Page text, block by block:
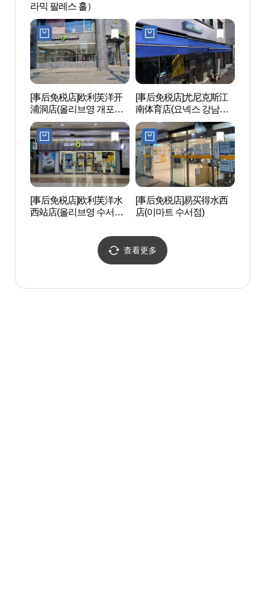
라믹 팔레스 홀）
[事后免税店]欧利芙洋开
浦洞店(올리브영 개포동
점)
[事后免税店]尤尼克斯江
南体育店(요넥스 강남스
포츠)
[事后免税店]欧利芙洋水
西站店(올리브영 수서역
[事后免税店]易买得水西
店(이마트 수서점)
查看更多